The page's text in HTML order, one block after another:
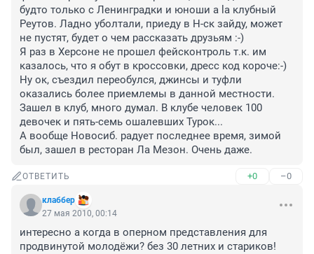
будто только с Ленинградки и юноши a la клубный
Реутов. Ладно уболтали, приеду в Н-ск зайду, может
не пустят, будет о чем рассказать друзьям :-)
Я раз в Херсоне не прошел фейсконтроль т.к. им
казалось, что я обут в кроссовки, дресс код короче:-)
Ну ок, съездил переобулся, джинсы и туфли
оказались более приемлемы в данной местности.
Зашел в клуб, много думал. В клубе человек 100
девочек и пять-семь ошалевших Турок...
А вообще Новосиб. радует последнее время, зимой
ОТВЕТИТЬ +0 –0
клаббер
27 мая 2010, 00:14
интересно а когда в оперном представления для
продвинутой молодёжи? без 30 летних и стариков!